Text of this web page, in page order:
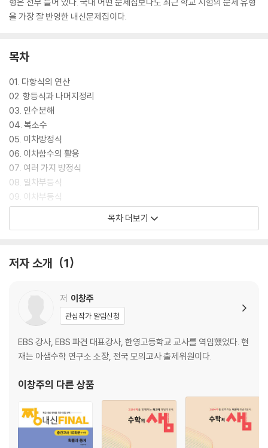
을 가장 잘 반영한 내신문제집이다.
목차
01. 다항식의 연산
02. 항등식과 나머지정리
03. 인수분해
04. 복소수
05. 이차방정식
06. 이차함수의 활용
07. 여러 가지 방정식
08. 일차부등식
09. 이차부등식
10. 경우의 수
목차 더보기
저자 소개 1
저 이창주
관심작가 알림신청
EBS 강사, EBS 파견 대표강사, 한영고등학교 교사를 역임했었다. 현
재는 아샘수학 연구소 소장, 전국 모의고사 출제위원이다.
이창주의 다른 상품